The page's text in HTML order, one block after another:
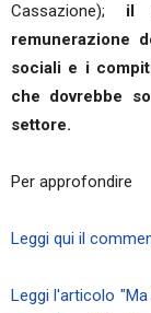
Cassazione); il
remunerazione
sociali e i
che dovrebbe
settore.
Per approfondire
Leggi qui il
Leggi l'articolo